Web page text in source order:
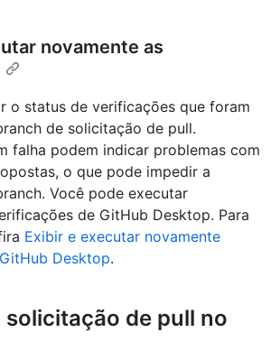
novamente as
o status de verificações que foram
de solicitação de pull.
falha podem indicar problemas com
o que pode impedir a
Você pode executar
de GitHub Desktop. Para
Exibir e executar novamente
Desktop.
solicitação de pull no